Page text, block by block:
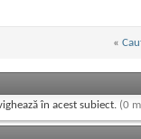
«
în acest subiect. (0